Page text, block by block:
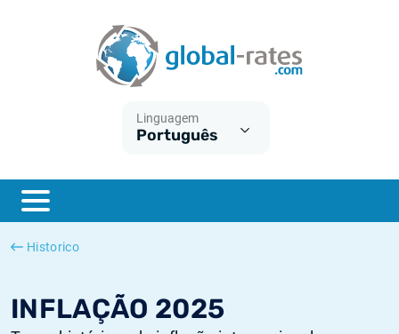
Linguagem
Português
Historico
INFLAÇÃO 2025
ESTER
SONIA
O que é a inflação do IPC?
O que é a inflação do IHPC?
Inflação Estados Unidos
Inflação Europa
Taxas Euribor históricas
Taxas ESTER históricas
Taxas SONIA históricas
Taxas TONAR históricas
Calculadora de inflação